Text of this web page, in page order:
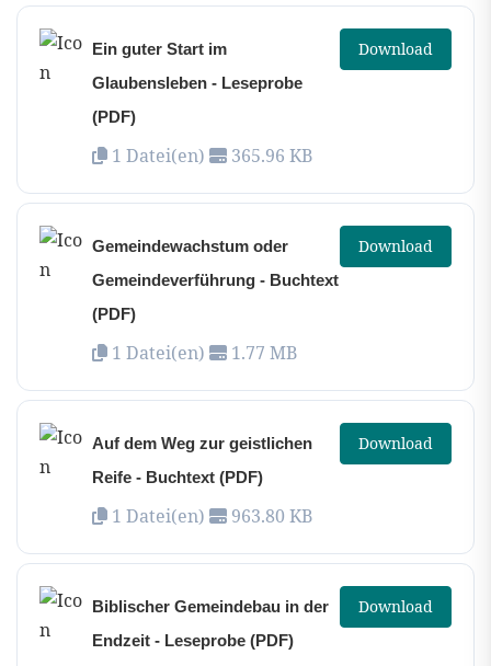
Ein guter Start im
Glaubensleben - Leseprobe
(PDF)
1 Datei(en) 365.96 KB
Download
Gemeindewachstum oder
Gemeindeverführung - Buchtext
(PDF)
1 Datei(en) 1.77 MB
Download
Auf dem Weg zur geistlichen
Reife - Buchtext (PDF)
1 Datei(en) 963.80 KB
Download
Biblischer Gemeindebau in der
Endzeit - Leseprobe (PDF)
Download